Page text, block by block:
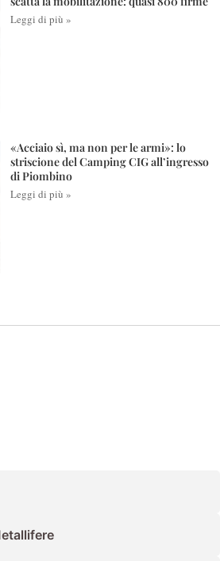
Leggi di più »
«Acciaio sì, ma non per le armi»: lo
striscione del Camping CIG all’ingresso
di Piombino
Leggi di più »